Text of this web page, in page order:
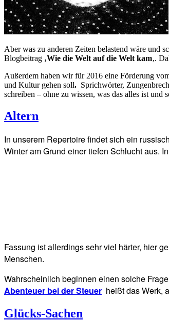
Aber was zu anderen Zeiten belastend wäre und
Blogbeitrag ‚Wie die Welt auf die Welt kam‚.
Außerdem haben wir für 2016 eine Förderung
und Kultur gehen soll. Sprichwörter,
schreiben – ohne zu wissen, was das alles ist und
Altern
In unserem Repertoire findet sich ein
Winter am Grund einer tiefen Schlucht aus.
Fassung ist allerdings sehr viel härter, hier
Menschen.
Wahrscheinlich beginnen einen solche
Abenteuer bei der Steuer heißt das Werk,
Glücks-Sachen